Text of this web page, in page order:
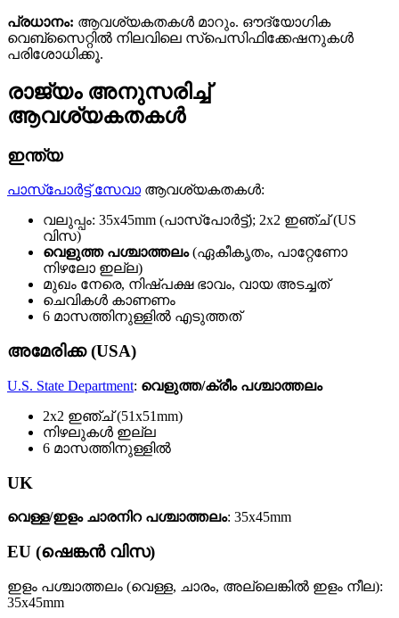
പ്രധാനം: ആവശ്യകതകള്‍ മാറും. ഔദ്യോഗിക
വെബ്സൈറ്റില്‍ നിലവിലെ സ്പെസിഫിക്കേഷനുകള്‍
പരിശോധിക്കൂ.
രാജ്യം അനുസരിച്ച്
ആവശ്യകതകള്‍
ഇന്ത്യ
പാസ്പോര്‍ട്ട് സേവാ ആവശ്യകതകള്‍:
വലുപ്പം: 35x45mm (പാസ്പോര്‍ട്ട്); 2x2 ഇഞ്ച് (US
വിസ)
വെളുത്ത പശ്ചാത്തലം(ഏകീകൃതം, പാറ്റേണോ
നിഴലോ ഇല്ല)
മുഖം നേരെ, നിഷ്പക്ഷ ഭാവം, വായ അടച്ചത്
ചെവികള്‍ കാണണം
6 മാസത്തിനുള്ളില്‍ എടുത്തത്
അമേരിക്ക (USA)
U.S. State Department: വെളുത്ത/ക്രീം പശ്ചാത്തലം
2x2 ഇഞ്ച് (51x51mm)
നിഴലുകള്‍ ഇല്ല
6 മാസത്തിനുള്ളില്‍
UK
വെള്ള/ഇളം ചാരനിറ പശ്ചാത്തലം: 35x45mm
EU (ഷെങ്കന്‍ വിസ)
ഇളം പശ്ചാത്തലം (വെള്ള, ചാരം, അല്ലെങ്കില്‍ ഇളം നീല):
35x45mm